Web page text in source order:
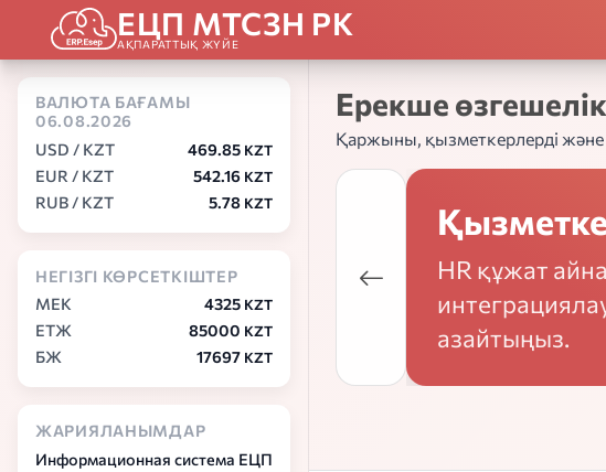
ЕЦП МТСЗН РК
АҚПАРАТТЫҚ ЖҮЙЕ
ВАЛЮТА БАҒАМЫ
06.08.2026
USD / KZT
469.85 KZT
EUR / KZT 542.16 KZT
RUB / KZT 5.78 KZT
НЕГІЗГІ КӨРСЕТКІШТЕР
MEK
4325 KZT
ЕТЖ 85000 KZT
БЖ 17697 KZT
ЖАРИЯЛАНЫМДАР
Информационная система ЕЦП
Ерекше
Қаржыны, қызметкерлерді және
HR құжат
азайтыңыз.